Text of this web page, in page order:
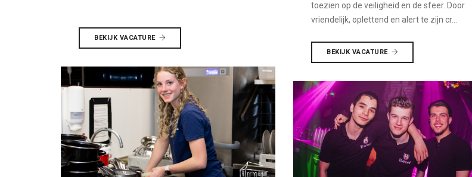
BEKIJK VACATURE
toezien op de veiligheid en de sfeer. Door
vriendelijk, oplettend en alert te zijn cr...
BEKIJK VACATURE